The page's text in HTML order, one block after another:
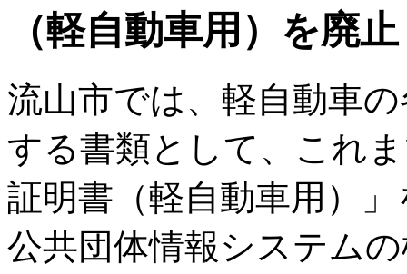
（軽自動車用）を廃
流山市では、軽自動車
する書類として、これ
証明書（軽自動車用）
公共団体情報システム